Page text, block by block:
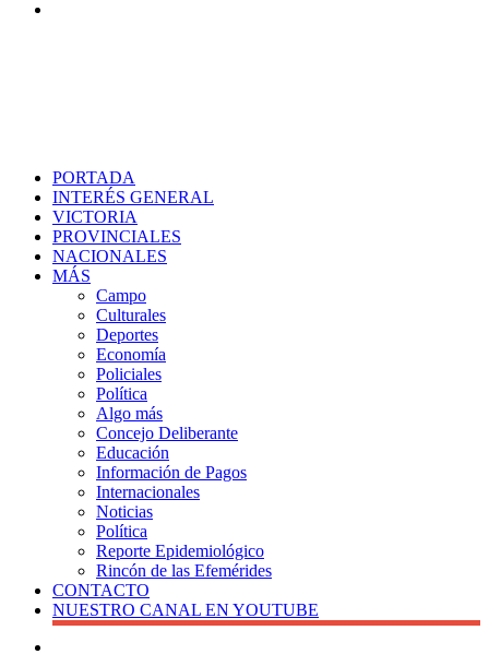
PORTADA
INTERÉS GENERAL
VICTORIA
PROVINCIALES
NACIONALES
MÁS
Campo
Culturales
Deportes
Economía
Policiales
Política
Algo más
Concejo Deliberante
Educación
Información de Pagos
Internacionales
Noticias
Política
Reporte Epidemiológico
Rincón de las Efemérides
CONTACTO
NUESTRO CANAL EN YOUTUBE